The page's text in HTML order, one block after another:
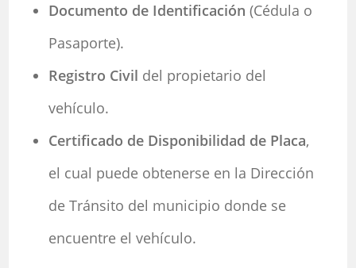
Documento de Identificación (Cédula o
Pasaporte).
Registro Civil del propietario del
vehículo.
Certificado de Disponibilidad de Placa,
el cual puede obtenerse en la Dirección
de Tránsito del municipio donde se
encuentre el vehículo.